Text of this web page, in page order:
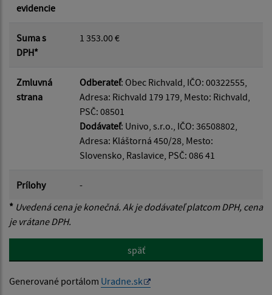
evidencie
Suma s
DPH*
1 353.00 €
Zmluvná
strana
Odberateľ: Obec Richvald, IČO: 00322555,
Adresa: Richvald 179 179, Mesto: Richvald,
PSČ: 08501
Dodávateľ: Univo, s.r.o., IČO: 36508802,
Adresa: Kláštorná 450/28, Mesto:
Slovensko, Raslavice, PSČ: 086 41
Prílohy
-
* Uvedená cena je konečná. Ak je dodávateľ platcom DPH, cena
je vrátane DPH.
späť
Generované portálom Uradne.sk